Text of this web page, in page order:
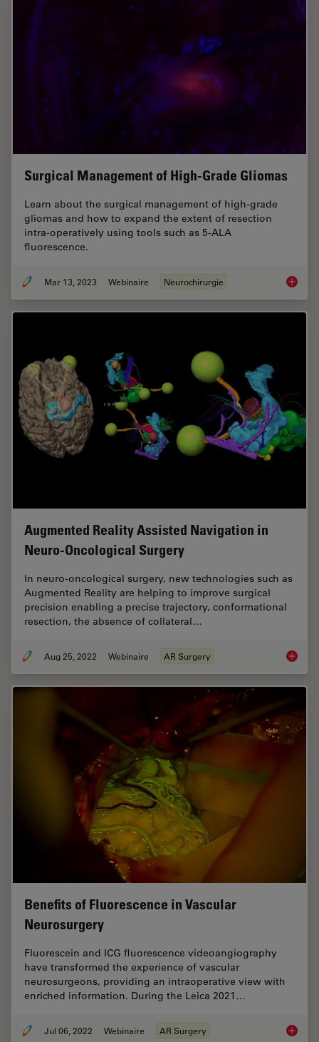
Surgical Management of High-Grade Gliomas
Learn about the surgical management of high-grade
gliomas and how to expand the extent of resection
intra-operatively using tools such as 5-ALA
fluorescence.
Mar 13, 2023 Webinaire Neurochirurgie
Augmented Reality Assisted Navigation in
Neuro-Oncological Surgery
In neuro-oncological surgery, new technologies such as
Augmented Reality are helping to improve surgical
precision enabling a precise trajectory, conformational
resection, the absence of collateral…
Aug 25, 2022 Webinaire AR Surgery
Benefits of Fluorescence in Vascular
Neurosurgery
Fluorescein and ICG fluorescence videoangiography
have transformed the experience of vascular
neurosurgeons, providing an intraoperative view with
enriched information. During the Leica 2021…
Jul 06, 2022 Webinaire AR Surgery